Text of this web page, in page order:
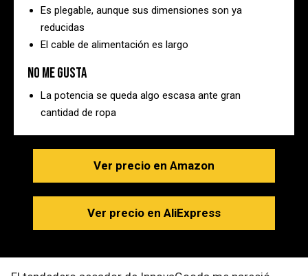
Es plegable, aunque sus dimensiones son ya
reducidas
El cable de alimentación es largo
No me gusta
La potencia se queda algo escasa ante gran
cantidad de ropa
Ver precio en Amazon
Ver precio en AliExpress